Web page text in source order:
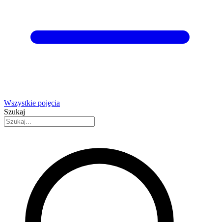
Wszystkie pojęcia
Szukaj